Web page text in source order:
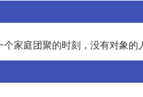
家庭团聚的时刻，没有对象的